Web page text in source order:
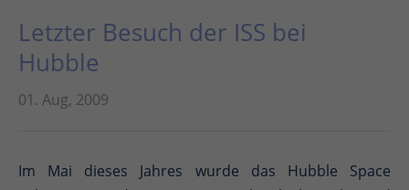
Letzter Besuch der ISS bei
Hubble
01. Aug, 2009
Im Mai dieses Jahres wurde das Hubble Space